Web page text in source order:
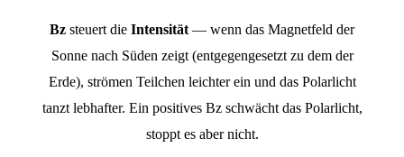
Bz steuert die Intensität — wenn das Magnetfeld der
Sonne nach Süden zeigt (entgegengesetzt zu dem der
Erde), strömen Teilchen leichter ein und das Polarlicht
tanzt lebhafter. Ein positives Bz schwächt das Polarlicht,
stoppt es aber nicht.